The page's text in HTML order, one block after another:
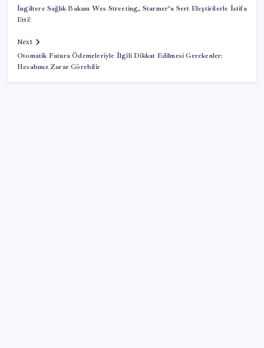
İngiltere Sağlık Bakanı Wes Streeting, Starmer’a Sert Eleştirilerle İstifa
Etti!
Next
Otomatik Fatura Ödemeleriyle İlgili Dikkat Edilmesi Gerekenler:
Hesabınız Zarar Görebilir